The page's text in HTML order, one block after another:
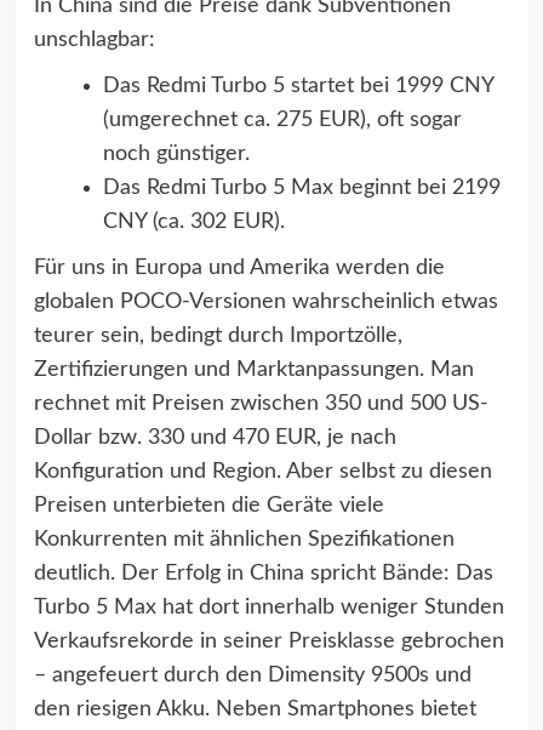
In China sind die Preise dank Subventionen
unschlagbar:
Das Redmi Turbo 5 startet bei 1999 CNY
(umgerechnet ca. 275 EUR), oft sogar
noch günstiger.
Das Redmi Turbo 5 Max beginnt bei 2199
CNY (ca. 302 EUR).
Für uns in Europa und Amerika werden die
globalen POCO-Versionen wahrscheinlich etwas
teurer sein, bedingt durch Importzölle,
Zertifizierungen und Marktanpassungen. Man
rechnet mit Preisen zwischen 350 und 500 US-
Dollar bzw. 330 und 470 EUR, je nach
Konfiguration und Region. Aber selbst zu diesen
Preisen unterbieten die Geräte viele
Konkurrenten mit ähnlichen Spezifikationen
deutlich. Der Erfolg in China spricht Bände: Das
Turbo 5 Max hat dort innerhalb weniger Stunden
Verkaufsrekorde in seiner Preisklasse gebrochen
– angefeuert durch den Dimensity 9500s und
den riesigen Akku. Neben Smartphones bietet